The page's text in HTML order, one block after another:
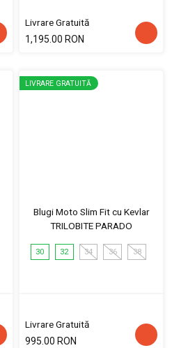
Livrare Gratuită
1,195.00 RON
LIVRARE GRATUITĂ
Blugi Moto Slim Fit cu Kevlar
TRILOBITE PARADO
30 32 34 36 38
Livrare Gratuită
995.00 RON